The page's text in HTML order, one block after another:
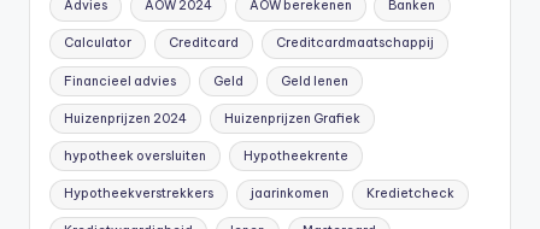
Advies AOW 2024 AOW berekenen Banken
Calculator Creditcard Creditcardmaatschappij
Financieel advies Geld Geld lenen
Huizenprijzen 2024 Huizenprijzen Grafiek
hypotheek oversluiten Hypotheekrente
Hypotheekverstrekkers jaarinkomen Kredietcheck